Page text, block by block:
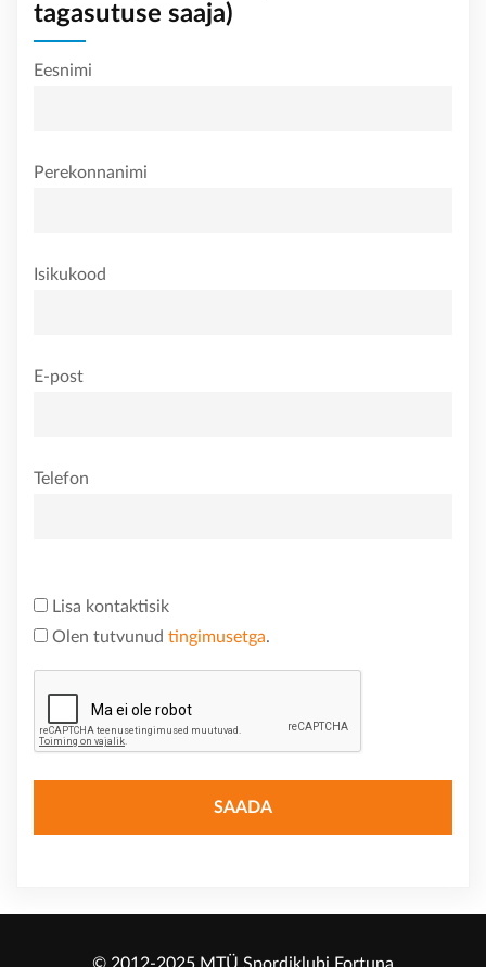
tagasutuse saaja)
Eesnimi
Perekonnanimi
Isikukood
E-post
Telefon
Lisa kontaktisik
Olen tutvunud tingimusetga.